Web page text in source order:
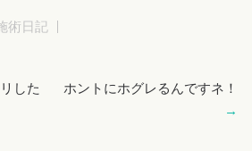
術日記
した
ホントにホグレるんですネ！
→